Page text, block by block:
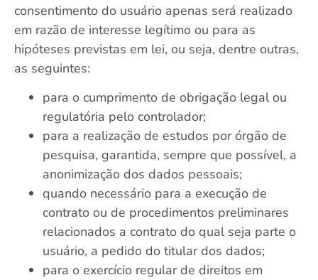
consentimento do usuário apenas será realizado
em razão de interesse legítimo ou para as
hipóteses previstas em lei, ou seja, dentre outras,
as seguintes:
para o cumprimento de obrigação legal ou
regulatória pelo controlador;
para a realização de estudos por órgão de
pesquisa, garantida, sempre que possível, a
anonimização dos dados pessoais;
quando necessário para a execução de
contrato ou de procedimentos preliminares
relacionados a contrato do qual seja parte o
usuário, a pedido do titular dos dados;
para o exercício regular de direitos em